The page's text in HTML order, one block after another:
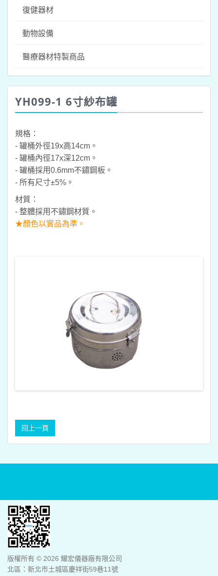
復健器材
動物設備
醫療器材特製商品
YH099-1 6寸紗布罐
規格：
- 罐桶外徑19x高14cm。
- 罐桶內徑17x深12cm。
- 罐桶採用0.6mm不鏽鋼板。
- 所有尺寸±5%。
材質：
- 整體採用不鏽鋼材質。
★顏色以實品為準。
版權所有 © 2026 耀宏儀器廠有限公司
北區：新北市土城區慶祥街59巷11號